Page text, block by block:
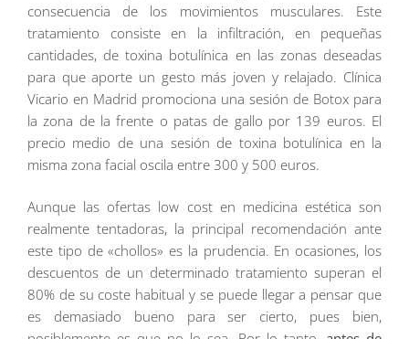
consecuencia de los movimientos musculares. Este
tratamiento consiste en la infiltración, en pequeñas
cantidades, de toxina botulínica en las zonas deseadas
para que aporte un gesto más joven y relajado. Clínica
Vicario en Madrid promociona una sesión de Botox para
la zona de la frente o patas de gallo por 139 euros. El
precio medio de una sesión de toxina botulínica en la
misma zona facial oscila entre 300 y 500 euros.
Aunque las ofertas low cost en medicina estética son
realmente tentadoras, la principal recomendación ante
este tipo de «chollos» es la prudencia. En ocasiones, los
descuentos de un determinado tratamiento superan el
80% de su coste habitual y se puede llegar a pensar que
es demasiado bueno para ser cierto, pues bien,